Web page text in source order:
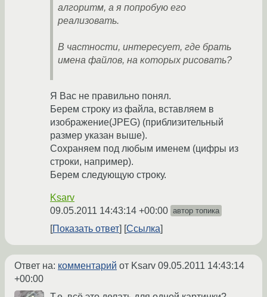
алгоритм, а я попробую его
реализовать.
В частности, интересует, где брать
имена файлов, на которых рисовать?
Я Вас не правильно понял.
Берем строку из файла, вставляем в
изображение(JPEG) (приблизительный
размер указан выше).
Сохраняем под любым именем (цифры из
строки, например).
Берем следующую строку.
Ksarv
09.05.2011 14:43:14 +00:00 автор топика
Показать ответ Ссылка
Ответ на: комментарий от Ksarv 09.05.2011 14:43:14
+00:00